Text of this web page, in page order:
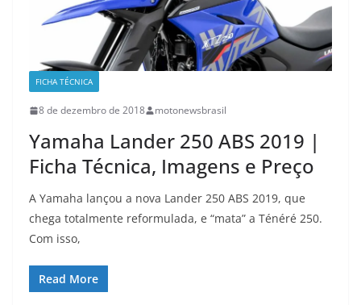
FICHA TÉCNICA
8 de dezembro de 2018 motonewsbrasil
Yamaha Lander 250 ABS 2019 |
Ficha Técnica, Imagens e Preço
A Yamaha lançou a nova Lander 250 ABS 2019, que
chega totalmente reformulada, e “mata” a Ténéré 250.
Com isso,
Read More